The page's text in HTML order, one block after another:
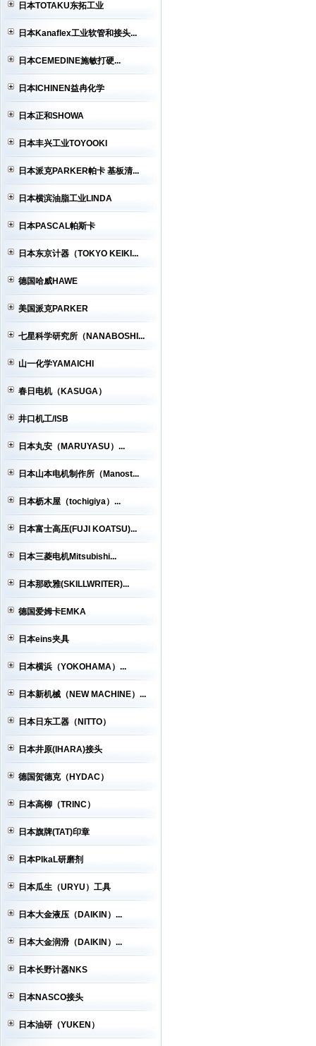
日本TOTAKU东拓工业
日本Kanaflex工业软管和接头...
日本CEMEDINE施敏打硬...
日本ICHINEN益冉化学
日本正和SHOWA
日本丰兴工业TOYOOKI
日本派克PARKER帕卡 基板清...
日本横滨油脂工业LINDA
日本PASCAL帕斯卡
日本东京计器（TOKYO KEIKI...
德国哈威HAWE
美国派克PARKER
七星科学研究所（NANABOSHI...
山一化学YAMAICHI
春日电机（KASUGA）
井口机工/ISB
日本丸安（MARUYASU）...
日本山本电机制作所（Manost...
日本枥木屋（tochigiya）...
日本富士高压(FUJI KOATSU)...
日本三菱电机Mitsubishi...
日本那欧雅(SKILLWRITER)...
德国爱姆卡EMKA
日本eins夹具
日本横浜（YOKOHAMA）...
日本新机械（NEW MACHINE）...
日本日东工器（NITTO）
日本井原(IHARA)接头
德国贺德克（HYDAC）
日本高柳（TRINC）
日本旗牌(TAT)印章
日本PIkaL研磨剂
日本瓜生（URYU）工具
日本大金液压（DAIKIN）...
日本大金润滑（DAIKIN）...
日本长野计器NKS
日本NASCO接头
日本油研（YUKEN）